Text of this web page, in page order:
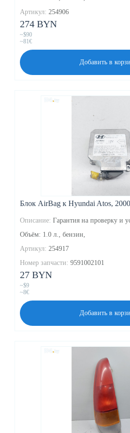
Артикул: 254906
274 BYN
~$90
~81€
Добавить в
Блок AirBag к Hyundai Atos,
Описание: Гарантия на проверку и
Объём: 1.0 л., бензин,
Артикул: 254917
Номер запчасти: 9591002101
27 BYN
~$9
~8€
Добавить в